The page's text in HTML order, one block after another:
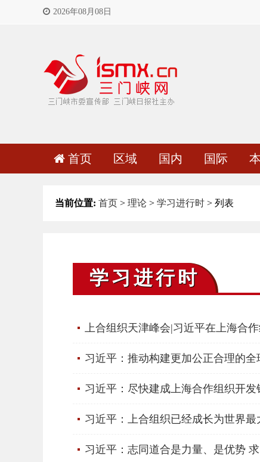
2026年08月08日
首页 区域 国内 国际
当前位置: 首页 > 理论 > 学习进行时 > 列表
学习进行时
上合组织天津峰会|习近平在上海合
习近平：推动构建更加公正合理的全
习近平：尽快建成上海合作组织开发
习近平：上合组织已经成长为世界最
习近平：志同道合是力量、是优势